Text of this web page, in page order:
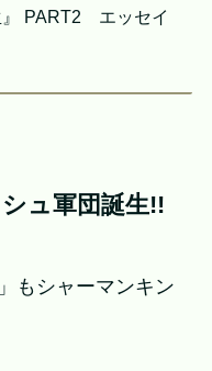
』 PART2 エッセイ
ュ軍団誕生!!
もシャーマンキン